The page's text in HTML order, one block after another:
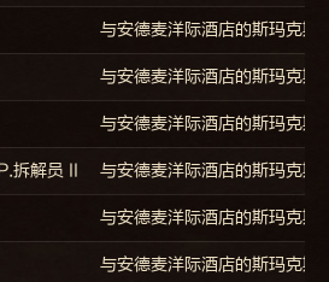
与安德麦洋际酒店的斯玛克
与安德麦洋际酒店的斯玛克
与安德麦洋际酒店的斯玛克
拆解员 II 与安德麦洋际酒店的斯玛克
与安德麦洋际酒店的斯玛克
与安德麦洋际酒店的斯玛克